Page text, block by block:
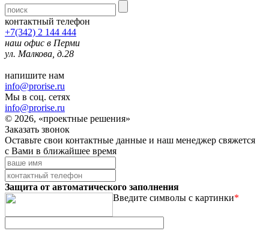
контактный телефон
+7(342) 2 144 444
наш офис в Перми
ул. Малкова, д.28
напишите нам
info@prorise.ru
Мы в соц. сетях
info@prorise.ru
© 2026, «проектные решения»
Заказать звонок
Оставьте свои контактные данные и наш менеджер свяжется
с Вами в ближайшее время
Защита от автоматического заполнения
Введите символы с картинки*